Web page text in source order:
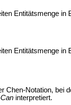
Entitätsmenge in
Entitätsmenge in
Chen-Notation, bei
interpretiert.